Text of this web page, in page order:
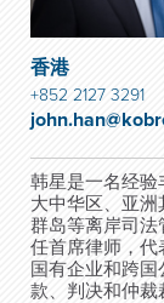
香港
+852 2127 3291
韩星是一名经验
大中华区、亚
群岛等离岸司法
任首席律师，代
国有企业和跨
款、判决和仲裁